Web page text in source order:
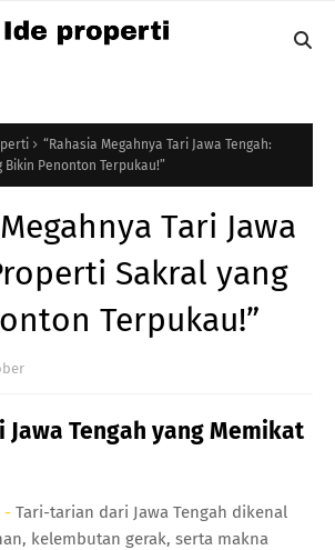
“Rahasia Megahnya Tari Jawa Tengah:
Penonton Terpukau!”
Tari Jawa
Sakral yang
Terpukau!”
Jawa Tengah yang Memikat
- Tari-tarian dari Jawa Tengah dikenal
kelembutan gerak, serta makna